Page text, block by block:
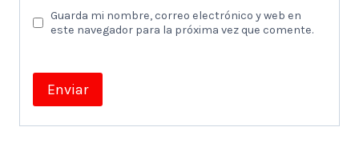
Guarda mi nombre, correo electrónico y web en
este navegador para la próxima vez que comente.